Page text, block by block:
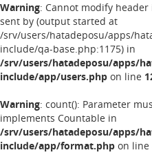
Warning: Cannot modify
sent by (output started at
/srv/users/hatadeposu/apps/
include/qa-base.php:1175) in
/srv/users/hatadeposu/apps/
include/app/users.php on line
Warning: count(): Parameter
implements Countable in
/srv/users/hatadeposu/apps/
include/app/format.php on line